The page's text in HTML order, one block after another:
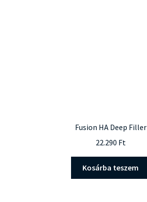
Fusion HA Deep Filler
22.290 Ft
Kosárba teszem